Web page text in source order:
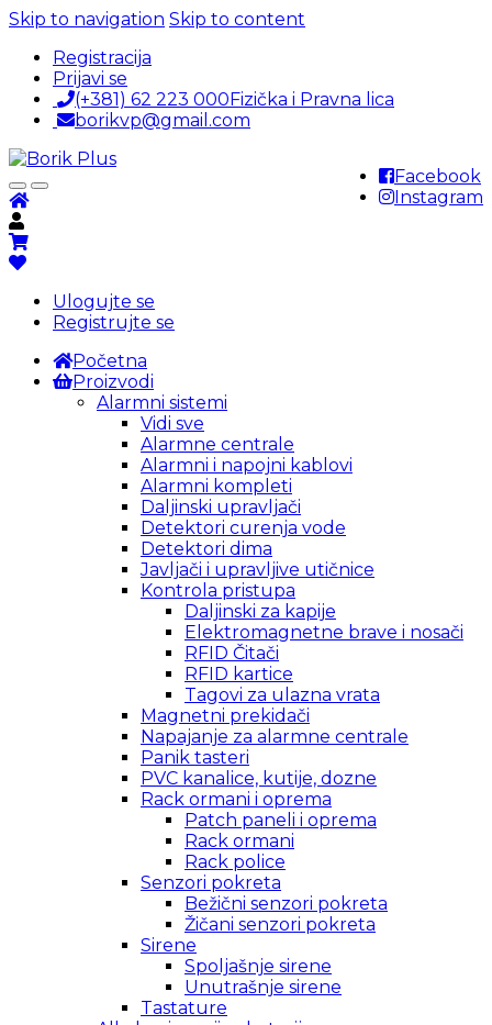
Skip to navigation Skip to content
Registracija
Prijavi se
(+381) 62 223 000Fizička i Pravna lica
borikvp@gmail.com
Facebook
Instagram
Ulogujte se
Registrujte se
Početna
Proizvodi
Alarmni sistemi
Vidi sve
Alarmne centrale
Alarmni i napojni kablovi
Alarmni kompleti
Daljinski upravljači
Detektori curenja vode
Detektori dima
Javljači i upravljive utičnice
Kontrola pristupa
Daljinski za kapije
Elektromagnetne brave i nosači
RFID Čitači
RFID kartice
Tagovi za ulazna vrata
Magnetni prekidači
Napajanje za alarmne centrale
Panik tasteri
PVC kanalice, kutije, dozne
Rack ormani i oprema
Patch paneli i oprema
Rack ormani
Rack police
Senzori pokreta
Bežični senzori pokreta
Žičani senzori pokreta
Sirene
Spoljašnje sirene
Unutrašnje sirene
Tastature